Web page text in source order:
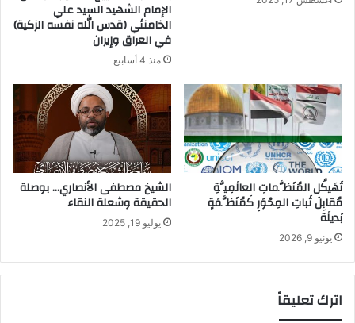
الإمام الشهيد السيد علي
الخامنئي (قدس الله نفسه الزكية)
في العراق وإيران
منذ 4 أسابيع
تَهَيكُل المُنَظَّماتِ العالَمِيَّةِ
مُقابِلَ ثَباتِ المِحْوَرِ كَمُنَظَّمَةٍ
بَديلَة
يونيو 9, 2026
الشيخ مصطفى الأنصاري… بوصلة
الحقيقة وشعلة النقاء
يوليو 19, 2025
اترك تعليقاً